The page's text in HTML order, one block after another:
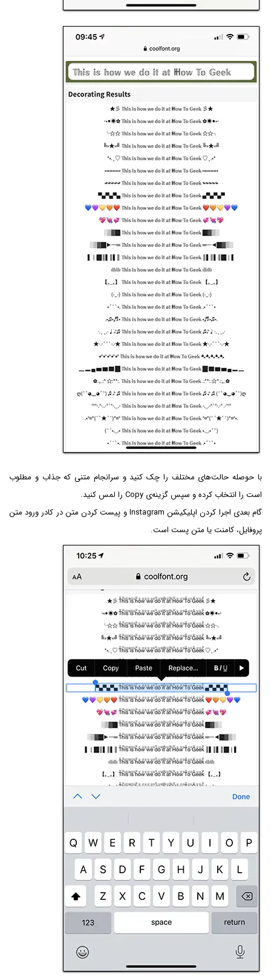
با حوصله حالت‌های مختلف را چک کنید و سرانجام متنی که جذاب و مطلوب
است را انتخاب کرده و سپس گزینه‌ی Copy را لمس کنید.
گام بعدی اجرا کردن اپلیکیشن Instagram و پیست کردن متن در کادر ورود متن
پروفایل، کامنت یا متن پست است.